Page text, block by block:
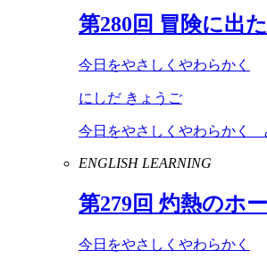
第280回 冒険に出
今日をやさしくやわらかく
にしだ きょうご
今日をやさしくやわらかく
ENGLISH LEARNING
第279回 灼熱のホ
今日をやさしくやわらかく